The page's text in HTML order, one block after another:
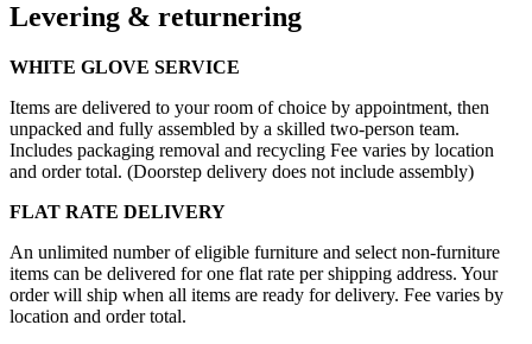
Levering & returnering
WHITE GLOVE SERVICE
Items are delivered to your room of choice by appointment, then
unpacked and fully assembled by a skilled two-person team.
Includes packaging removal and recycling Fee varies by location
and order total. (Doorstep delivery does not include assembly)
FLAT RATE DELIVERY
An unlimited number of eligible furniture and select non-furniture
items can be delivered for one flat rate per shipping address. Your
order will ship when all items are ready for delivery. Fee varies by
location and order total.